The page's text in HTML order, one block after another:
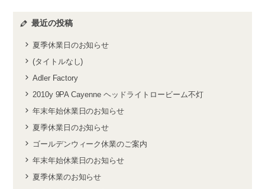
最近の投稿
夏季休業日のお知らせ
(タイトルなし)
Adler Factory
2010y 9PA Cayenne ヘッドライトロービーム不灯
年末年始休業日のお知らせ
夏季休業日のお知らせ
ゴールデンウィーク休業のご案内
年末年始休業日のお知らせ
夏季休業のお知らせ